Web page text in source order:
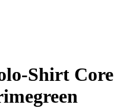
Shirt Core